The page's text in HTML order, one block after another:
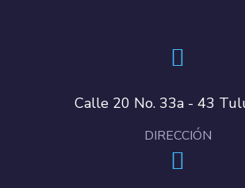
Calle 20 No. 33a - 43
DIRECCIÓN